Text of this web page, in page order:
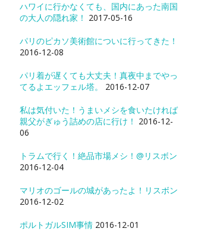
ハワイに行かなくても、国内にあった南国
の大人の隠れ家！ 2017-05-16
パリのピカソ美術館についに行ってきた！
2016-12-08
パリ着が遅くても大丈夫！真夜中までやっ
てるよエッフェル塔。
2016-12-07
私は気付いた！うまいメシを食いたければ
親父がぎゅう詰めの店に行け！ 2016-12-
06
トラムで行く！絶品市場メシ！@リスボン
2016-12-04
マリオのゴールの城があったよ！リスボン
2016-12-02
ポルトガルSIM事情 2016-12-01